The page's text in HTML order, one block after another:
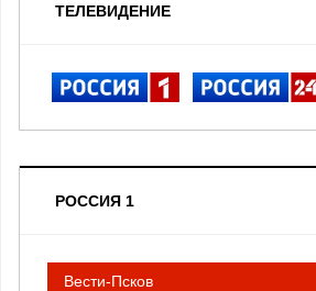
ТЕЛЕВИДЕНИЕ
РОССИЯ 1
Вести-Псков